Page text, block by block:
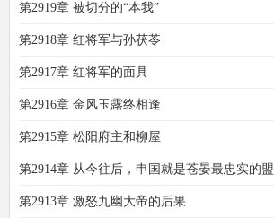
第2919章 被切分的“本我”
第2918章 红将军与孙茯苓
第2917章 红将军的面具
第2916章 金风玉露终相逢
第2915章 松阳府主和柳屋
第2914章 从今往后，申国就是苍晏最忠实的盟
第2913章 激怒九幽大帝的后果